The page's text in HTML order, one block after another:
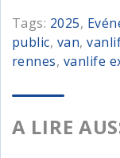
Tags: 2025,
public, van,
rennes, vanlife
A LIRE